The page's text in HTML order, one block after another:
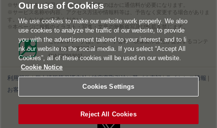
サービスをご利用されるには、情報料のほかに通信料が必要になります。
サービス名称や内容、アクセス方法や情報料等は、予告なく変更する場合がありま
す。あらかじめご了承ください。
本ページに掲載のイラスト・写真・文章の無断複写及び転載を禁じます。
このエルマークは、レコード会社・映像製作会社が提供するコンテ
ンツを示す登録商標です。
RIAJ00013011
利用規約|個人情報等保護方針|特定商取引法に基づく表記|ライセンス情報
お客様情報の外部送信について|Cookies Settings
Our use of Cookies
We use cookies to make our website work properly. We also
use cookies to analyze the traffic of our website, to provide
you with the advertisement tailored to your interest, and to li
nk our website to the social media. If you select “Accept All
Cookies”, all of these cookies will be used on our website.
Cookie Notice
Cookies Settings
Reject All Cookies